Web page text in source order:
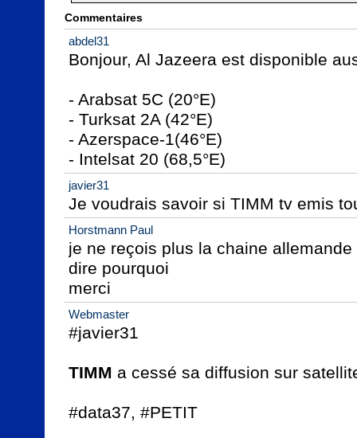
Commentaires
abdel31
Bonjour, Al Jazeera est disponible
- Arabsat 5C (20°E)
- Turksat 2A (42°E)
- Azerspace-1(46°E)
- Intelsat 20 (68,5°E)
javier31
Je voudrais savoir si TIMM tv emis
Horstmann Paul
je ne reçois plus la chaine
dire pourquoi
merci
Webmaster
#javier31
TIMM a cessé sa diffusion sur
#data37, #PETIT